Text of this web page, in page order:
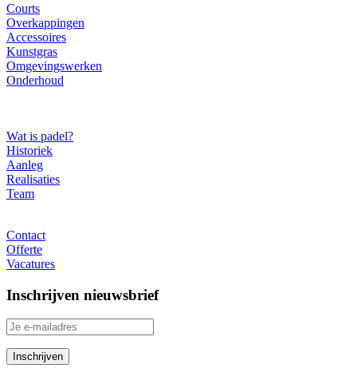
Courts
Overkappingen
Accessoires
Kunstgras
Omgevingswerken
Onderhoud
Wat is padel?
Historiek
Aanleg
Realisaties
Team
Contact
Offerte
Vacatures
Inschrijven nieuwsbrief